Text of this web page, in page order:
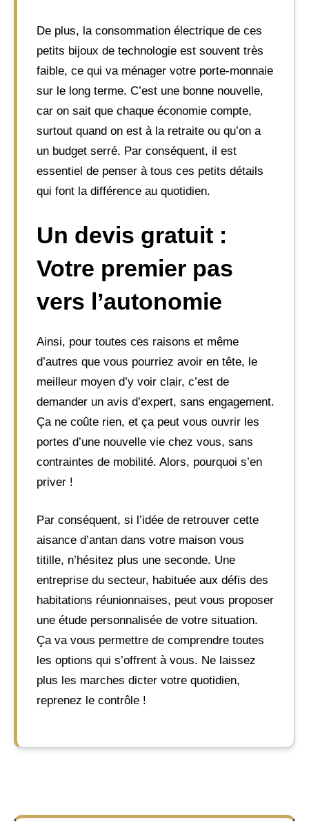
De plus, la consommation électrique de ces
petits bijoux de technologie est souvent très
faible, ce qui va ménager votre porte-monnaie
sur le long terme. C’est une bonne nouvelle,
car on sait que chaque économie compte,
surtout quand on est à la retraite ou qu’on a
un budget serré. Par conséquent, il est
essentiel de penser à tous ces petits détails
qui font la différence au quotidien.
Un devis gratuit :
Votre premier pas
vers l’autonomie
Ainsi, pour toutes ces raisons et même
d’autres que vous pourriez avoir en tête, le
meilleur moyen d’y voir clair, c’est de
demander un avis d’expert, sans engagement.
Ça ne coûte rien, et ça peut vous ouvrir les
portes d’une nouvelle vie chez vous, sans
contraintes de mobilité. Alors, pourquoi s’en
priver !
Par conséquent, si l’idée de retrouver cette
aisance d’antan dans votre maison vous
titille, n’hésitez plus une seconde. Une
entreprise du secteur, habituée aux défis des
habitations réunionnaises, peut vous proposer
une étude personnalisée de votre situation.
Ça va vous permettre de comprendre toutes
les options qui s’offrent à vous. Ne laissez
plus les marches dicter votre quotidien,
reprenez le contrôle !